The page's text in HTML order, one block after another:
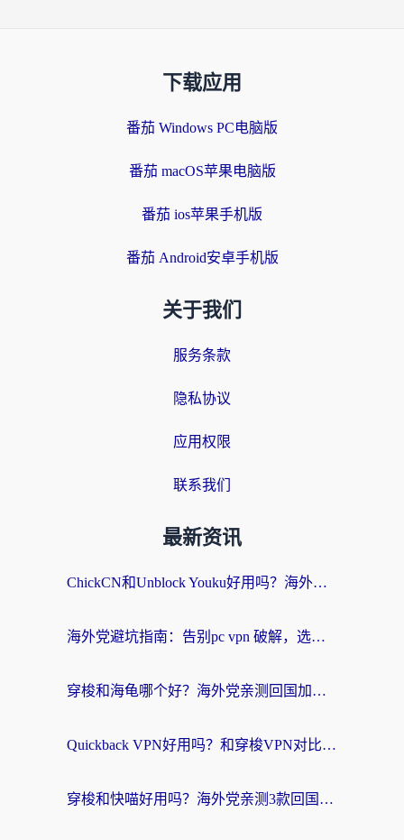
下载应用
番茄 Windows PC电脑版
番茄 macOS苹果电脑版
番茄 ios苹果手机版
番茄 Android安卓手机版
关于我们
服务条款
隐私协议
应用权限
联系我们
最新资讯
ChickCN和Unblock Youku好用吗？海外党亲测3款回国加速器，附iOS免费选择指南
海外党避坑指南：告别pc vpn 破解，选对回国加速器轻松访问国内资源
穿梭和海龟哪个好？海外党亲测回国加速器，附电脑免费VPN推荐
Quickback VPN好用吗？和穿梭VPN对比哪个回国效果更好？海外党必看的真实测评与选择指南
穿梭和快喵好用吗？海外党亲测3款回国加速器，附日本回国VPN避坑指南